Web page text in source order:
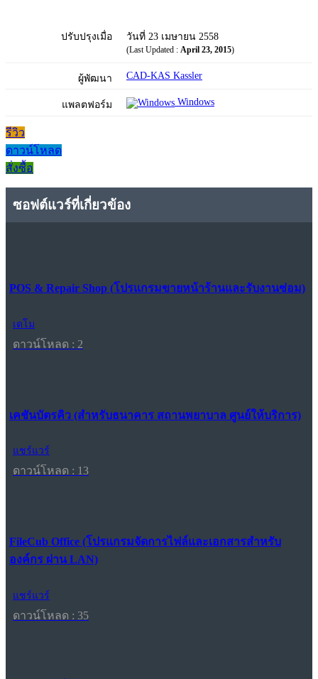
ปรับปรุงเมื่อ วันที่ 23 เมษายน 2558
(Last Updated : April 23, 2015)
ผู้พัฒนา CAD-KAS Kassler
แพลตฟอร์ม Windows
รีวิว
ดาวน์โหลด
สั่งซื้อ
ซอฟต์แวร์ที่เกี่ยวข้อง
POS & Repair Shop (โปรแกรมขายหน้าร้านและรับงานซ่อม)
เดโม
ดาวน์โหลด : 2
เคชันบัตรคิว (สำหรับธนาคาร สถานพยาบาล ศูนย์ให้บริการ)
แชร์แวร์
ดาวน์โหลด : 13
FileCub Office (โปรแกรมจัดการไฟล์และเอกสารสำหรับ
องค์กร ผ่าน LAN)
แชร์แวร์
ดาวน์โหลด : 35